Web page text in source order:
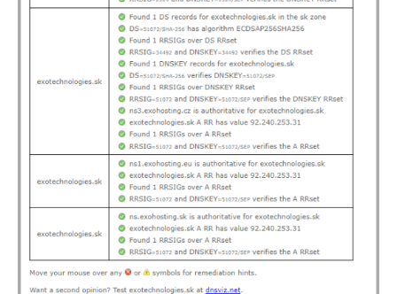
probíhat automaticky na základě Vámi zveřejňovaných
záznamů CDNSKEY.
Proces zařazení Vaší domény do režimu s
automatizovanou správou klíčů DNSSEC lze zastavit
odebráním záznamů CDNSKEY v uvedené lhůtě 7 dnů.
podpora CZ.NIC, správce domény CZ